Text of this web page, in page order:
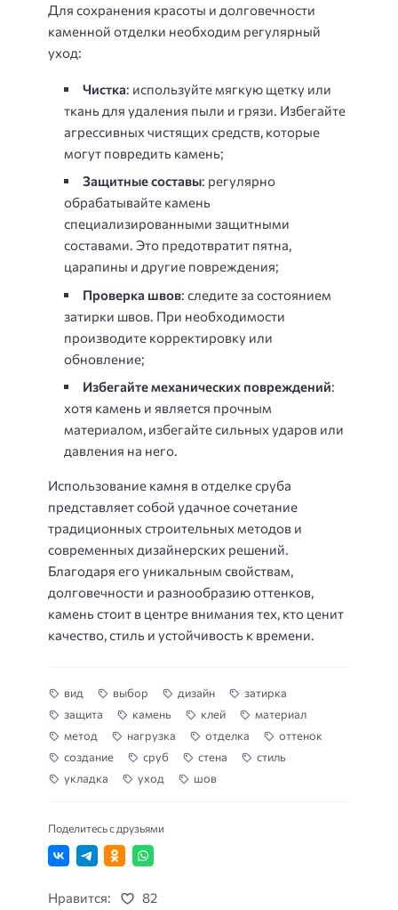
Для сохранения красоты и долговечности
каменной отделки необходим регулярный
уход:
Чистка: используйте мягкую щетку или
ткань для удаления пыли и грязи. Избегайте
агрессивных чистящих средств, которые
могут повредить камень;
Защитные составы: регулярно
обрабатывайте камень
специализированными защитными
составами. Это предотвратит пятна,
царапины и другие повреждения;
Проверка швов: следите за состоянием
затирки швов. При необходимости
производите корректировку или
обновление;
Избегайте механических повреждений:
хотя камень и является прочным
материалом, избегайте сильных ударов или
давления на него.
Использование камня в отделке сруба
представляет собой удачное сочетание
традиционных строительных методов и
современных дизайнерских решений.
Благодаря его уникальным свойствам,
долговечности и разнообразию оттенков,
камень стоит в центре внимания тех, кто ценит
качество, стиль и устойчивость к времени.
вид выбор дизайн
затирка
защита
камень клей
материал
метод
нагрузка отделка
оттенок
создание
сруб стена
стиль
укладка
уход шов
Поделитесь с друзьями
Нравится: 82